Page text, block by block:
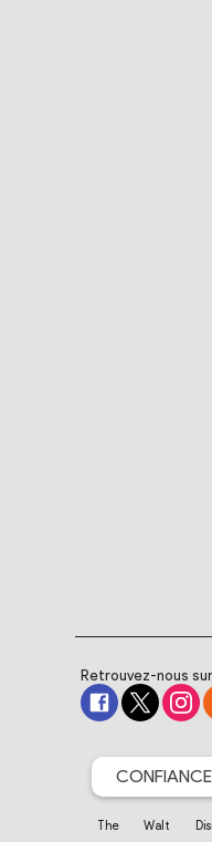
Retrouvez-nous
CONFIANCE
The Walt